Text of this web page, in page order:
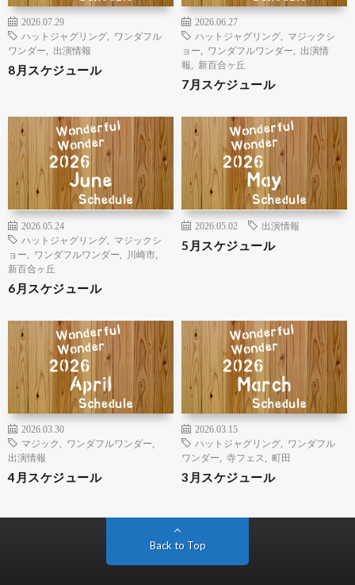
2026.07.29
ハットジャグリング
ワンダフル
ワンダー
出演情報
8月スケジュール
2026.06.27
ハットジャグリング
マジックシ
ョー
ワンダフルワンダー
出演情
報
新百合ヶ丘
7月スケジュール
2026.05.24
ハットジャグリング
マジックシ
ョー
ワンダフルワンダー 川崎市
新百合ヶ丘
6月スケジュール
2026.05.02 出演情報
5月スケジュール
2026.03.30
マジック
ワンダフルワンダー
出演情報
4月スケジュール
2026.03.15
ハットジャグリング
ワンダフル
ワンダー
寺フェス 町田
3月スケジュール
Back to Top